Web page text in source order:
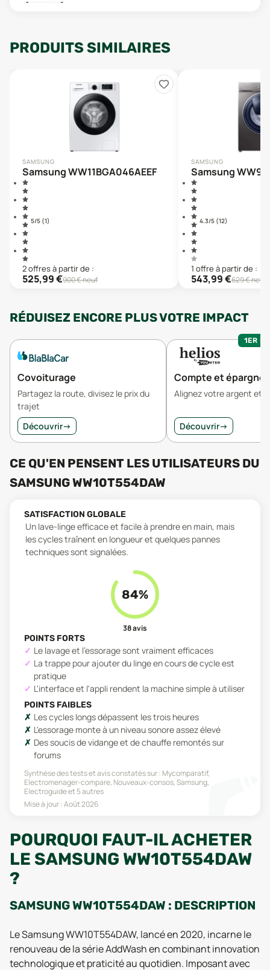
PRODUITS SIMILAIRES
SAMSUNG
Samsung WW11BGA046AEEF
5/5 (1)
2offresà partir de :
525,99€900€ neuf
SAMSUNG
Samsung
4.3/5 (12)
1 offre à partir de :
543,99€629€ neuf
RÉDUISEZ ENCORE PLUS VOTRE IMPACT
Covoiturage
Partagez la route, divisez le prix du
trajet
Découvrir→
1ER
Compte et épargne
Alignez votre argent et
Découvrir→
CE QU'EN PENSENT LES UTILISATEURS DU
SAMSUNG WW10T554DAW
SATISFACTION GLOBALE
Un lave-linge efficace et facile à prendre en main, mais
les cycles traînent en longueur et quelques pannes
techniques sont signalées.
84%
38avis
POINTS FORTS
Le lavage et l'essorage sont vraiment efficaces
La trappe pour ajouter du linge en cours de cycle est
pratique
L'interface et l'appli rendent la machine simple à utiliser
POINTS FAIBLES
Les cycles longs dépassent les trois heures
L'essorage monte à un niveau sonore assez élevé
Des soucis de vidange et de chauffe remontés sur
forums
Synthèse des tests et avis constatés sur : Mycomparatif,
Electromenager-compare, Nouveaux-consos, Samsung,
Electroguideet 5 autres
Mise à jour :Août 2026
POURQUOI FAUT-IL ACHETER
LE SAMSUNG WW10T554DAW
?
SAMSUNG WW10T554DAW : DESCRIPTION
Le Samsung WW10T554DAW, lancé en 2020, incarne le
renouveau de la série AddWash en combinant innovation
technologique et praticité au quotidien. Imposant avec